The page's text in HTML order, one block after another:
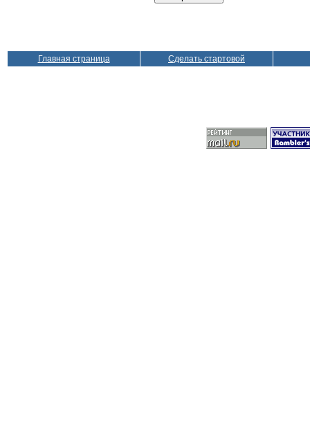
Главная страница Сделать стартовой